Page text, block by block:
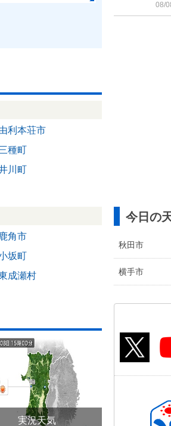
利本荘市
種町
川町
鹿角市
坂町
成瀬村
実況天気
08/
今日の
秋田市
横手市